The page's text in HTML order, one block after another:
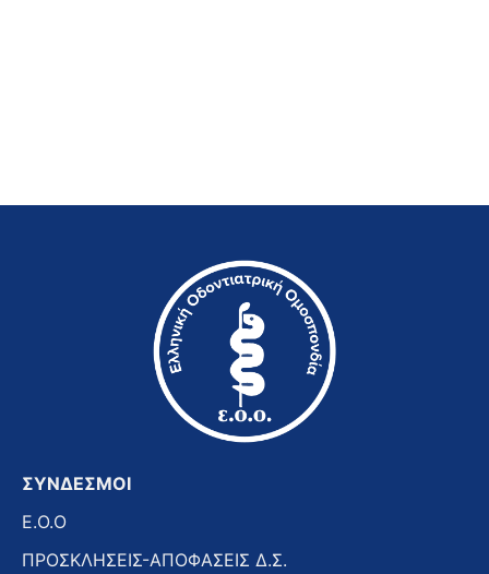
ΣΥΝΔΕΣΜΟΙ
E.O.O
ΠΡΟΣΚΛΗΣΕΙΣ-ΑΠΟΦΑΣΕΙΣ Δ.Σ.